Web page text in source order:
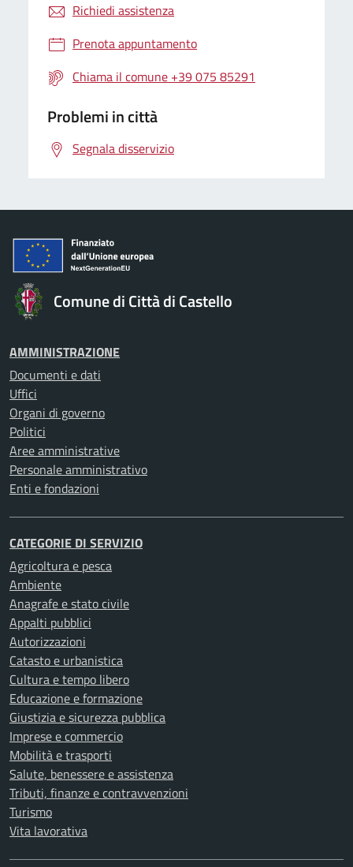
Richiedi assistenza
Prenota appuntamento
Chiama il comune +39 075 85291
Problemi in città
Segnala disservizio
Comune di Città di Castello
AMMINISTRAZIONE
Documenti e dati
Uffici
Organi di governo
Politici
Aree amministrative
Personale amministrativo
Enti e fondazioni
CATEGORIE DI SERVIZIO
Agricoltura e pesca
Ambiente
Anagrafe e stato civile
Appalti pubblici
Autorizzazioni
Catasto e urbanistica
Cultura e tempo libero
Educazione e formazione
Giustizia e sicurezza pubblica
Imprese e commercio
Mobilità e trasporti
Salute, benessere e assistenza
Tributi, finanze e contravvenzioni
Turismo
Vita lavorativa